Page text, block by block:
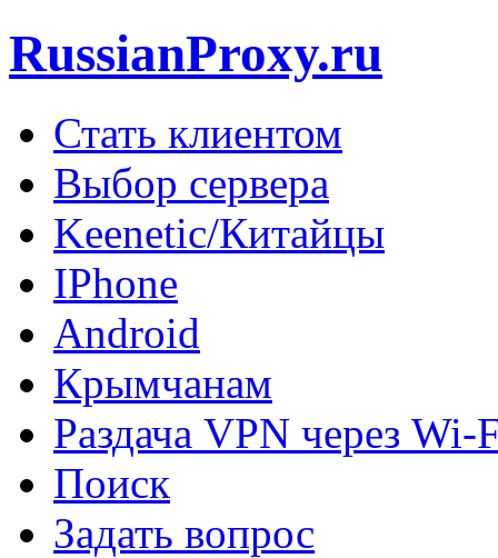
RussianProxy.ru
Стать клиентом
Выбор сервера
Keenetic/Китайцы
IPhone
Android
Крымчанам
Раздача VPN через Wi-
Поиск
Задать вопрос